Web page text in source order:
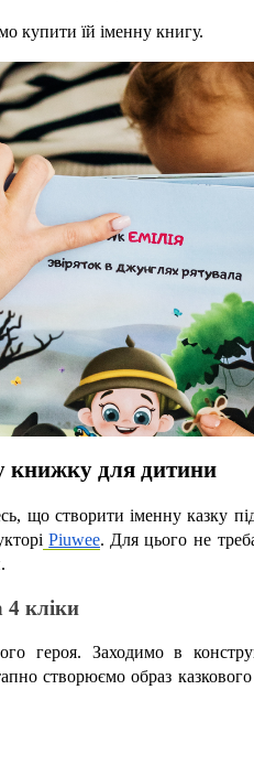
купити їй іменну книгу.
книжку для дитини
що створити іменну казку
Piuwee. Для цього не
4 кліки
героя. Заходимо в
створюємо образ